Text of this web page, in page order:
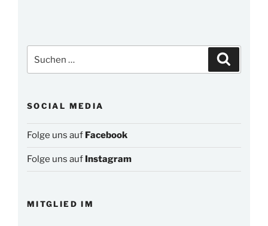
nach:
SOCIAL MEDIA
Folge uns auf Facebook
Folge uns auf Instagram
MITGLIED IM